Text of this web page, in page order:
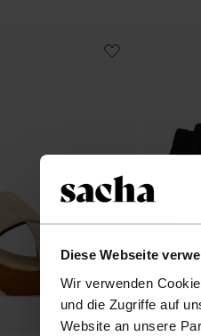
Diese Webseite
Wir verwenden
und die Zugriffe auf
Website an unsere